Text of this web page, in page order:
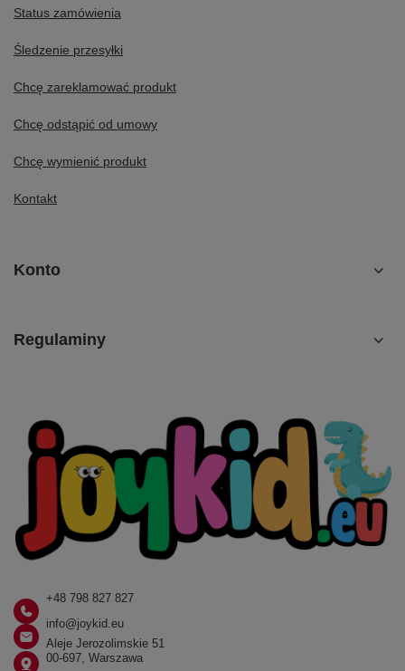
Status zamówienia
Śledzenie przesyłki
Chcę zareklamować produkt
Chcę odstąpić od umowy
Chcę wymienić produkt
Kontakt
Konto
Regulaminy
+48 798 827 827
info@joykid.eu
Aleje Jerozolimskie 51
00-697, Warszawa